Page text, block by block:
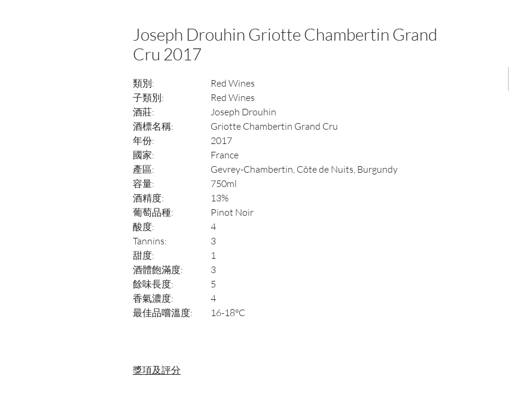
Joseph Drouhin Griotte Chambertin Grand
Cru 2017
類別:
Red Wines
子類別:
Red Wines
酒莊:
Joseph Drouhin
酒標名稱:
Griotte Chambertin Grand Cru
年份:
2017
國家:
France
產區:
Gevrey-Chambertin, Côte de Nuits, Burgundy
容量:
750ml
酒精度:
13%
葡萄品種:
Pinot Noir
酸度:
4
Tannins:
3
甜度:
1
酒體飽滿度:
3
餘味長度:
5
香氣濃度:
4
最佳品嚐溫度:
16-18°C
獎項及評分